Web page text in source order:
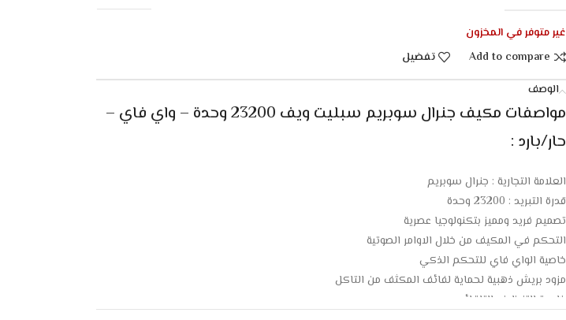
غير متوفر في المخزون
Add to compare
تفضيل
الوصف
مواصفات مكيف جنرال سوبريم سبليت ويف 23200 وحدة – واي فاي –
حار/بارد :
العلامة التجارية : جنرال سوبريم
قدرة التبريد : 23200 وحدة
تصميم فريد ومميز بتكنولوجيا عصرية
التحكم في المكيف من خلال الاوامر الصوتية
خاصية الواي فاي للتحكم الذكي
مزود بريش ذهبية لحماية لفائف المكثف من التاكل
خاصية التنظيف التلقائي